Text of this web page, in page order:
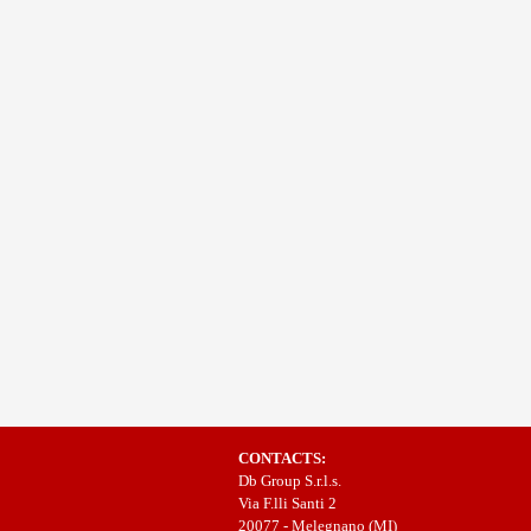
CONTACTS:
Db Group S.r.l.s.
Via F.lli Santi 2
20077 - Melegnano (MI)